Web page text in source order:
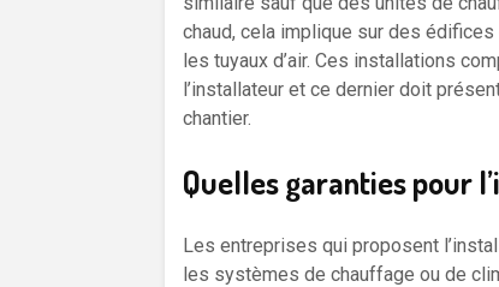
chaud, cela implique sur des
les tuyaux d’air. Ces installations
l’installateur et ce dernier doit
chantier.
Quelles garanties pour
Les entreprises qui proposent
les systèmes de chauffage ou de